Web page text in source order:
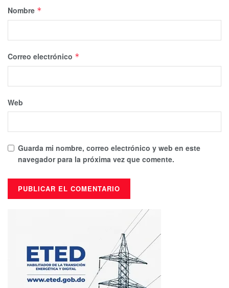
Nombre *
Correo electrónico *
Web
Guarda mi nombre, correo electrónico y web en este
navegador para la próxima vez que comente.